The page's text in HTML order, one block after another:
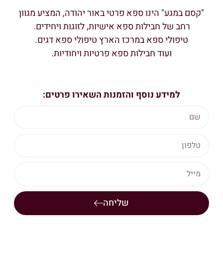
"קסם במגע" הינו ספא פרטי באור יהודה, המציע מגוון
רחב של חבילות ספא אישיות, לזוגות ויחידים.
טיפולי ספא במרכז הארץ טיפולי ספא דגים.
ועוד חבילות ספא פרטיות ויחודיות.
למידע נוסף והזמנות השאירו פרטים:
שליחה